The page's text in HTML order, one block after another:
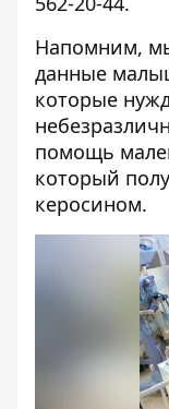
Напомним,
данные
которые
помощь
который
керосином.